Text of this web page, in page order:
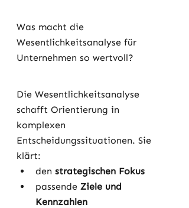
Was macht die
Wesentlichkeitsanalyse für
Unternehmen so wertvoll?
Die Wesentlichkeitsanalyse
schafft Orientierung in
komplexen
Entscheidungssituationen. Sie
klärt:
den strategischen Fokus
passende Ziele und
Kennzahlen